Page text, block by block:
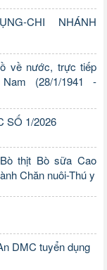
CHI NHÁNH
về nước, trực tiếp
(28/1/1941 -
SỐ 1/2026
thịt Bò sữa Cao
Chăn nuôi-Thú y
DMC tuyển dụng